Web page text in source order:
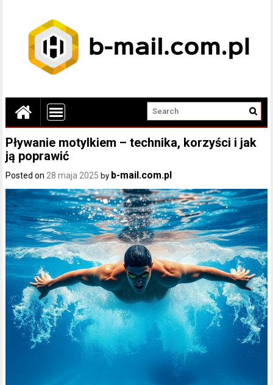
Pływanie motylkiem – technika, korzyści i jak
ją poprawić
Posted on 28 maja 2025 by b-mail.com.pl